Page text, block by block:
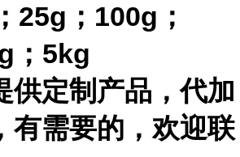
25g；100g；
；5kg
供定制产品，代加
有需要的，欢迎联